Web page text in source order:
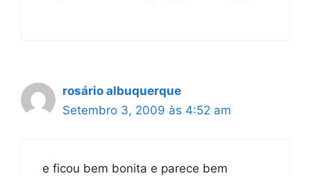
rosário albuquerque
Setembro 3, 2009 às 4:52 am
e ficou bem bonita e parece bem